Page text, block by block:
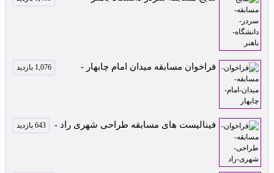
فراخوان مسابقه میدان امام چابهار - 1,076 بازدید
فینالیست های مسابقه طراحی شهری راد - 643 بازدید